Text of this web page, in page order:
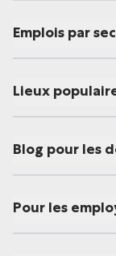
Emplois par
Lieux
Blog pour les
Pour les